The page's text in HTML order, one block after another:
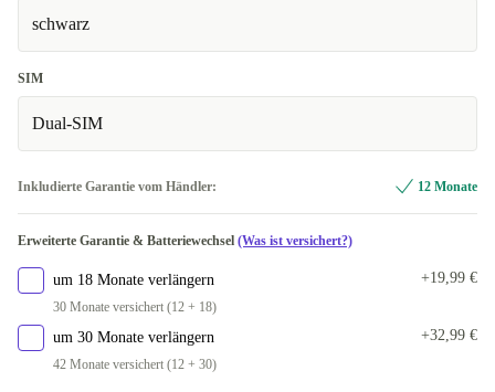
schwarz
SIM
Dual-SIM
Inkludierte Garantie vom Händler: 12 Monate
Erweiterte Garantie & Batteriewechsel (Was ist versichert?)
um 18 Monate verlängern
30 Monate versichert (12 + 18)
+19,99 €
um 30 Monate verlängern
42 Monate versichert (12 + 30)
+32,99 €